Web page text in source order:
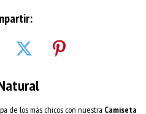
de los más chicos con nuestra Camiseta